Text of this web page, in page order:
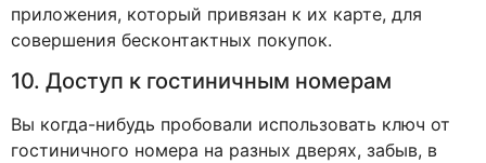
приложения, который привязан к их карте, для
совершения бесконтактных покупок.
10. Доступ к гостиничным номерам
Вы когда-нибудь пробовали использовать ключ от
гостиничного номера на разных дверях, забыв, в